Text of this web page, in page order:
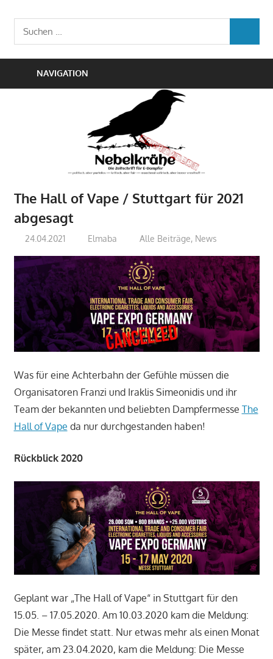
Inhalt
springen
Die
Zeitschrift
Suchen
nach:
NAVIGATION
The Hall of Vape / Stuttgart für 2021
abgesagt
24.04.2021 Elmaba Alle Beiträge, News
Was für eine Achterbahn der Gefühle müssen die
Organisatoren Franzi und Iraklis Simeonidis und ihr
Team der bekannten und beliebten Dampfermesse The
Hall of Vape da nur durchgestanden haben!
Rückblick 2020
Geplant war „The Hall of Vape“ in Stuttgart für den
15.05. – 17.05.2020. Am 10.03.2020 kam die Meldung:
Die Messe findet statt. Nur etwas mehr als einen Monat
später, am 23.04.2020, kam die Meldung: Die Messe